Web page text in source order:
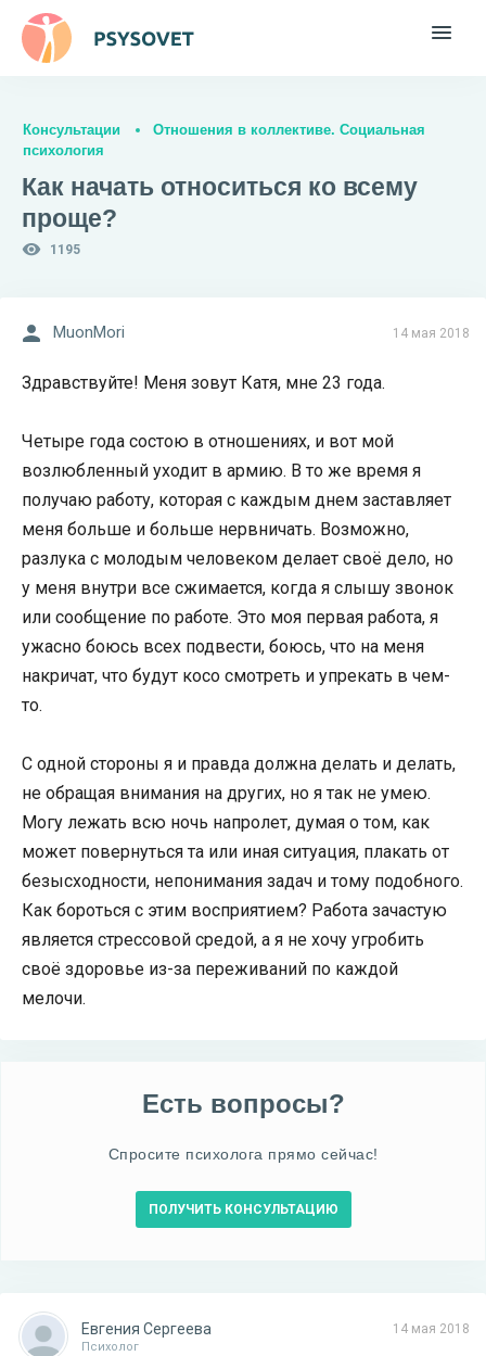
Консультации
Отношения в коллективе. Социальная
психология
Как начать относиться ко всему
проще?
1195
14 мая 2018
MuonMori
Здравствуйте! Меня зовут Катя, мне 23 года.
Четыре года состою в отношениях, и вот мой
возлюбленный уходит в армию. В то же время я
получаю работу, которая с каждым днем заставляет
меня больше и больше нервничать. Возможно,
разлука с молодым человеком делает своё дело, но
у меня внутри все сжимается, когда я слышу звонок
или сообщение по работе. Это моя первая работа, я
ужасно боюсь всех подвести, боюсь, что на меня
накричат, что будут косо смотреть и упрекать в чем-
то.
С одной стороны я и правда должна делать и делать,
не обращая внимания на других, но я так не умею.
Могу лежать всю ночь напролет, думая о том, как
может повернуться та или иная ситуация, плакать от
безысходности, непонимания задач и тому подобного.
Как бороться с этим восприятием? Работа зачастую
является стрессовой средой, а я не хочу угробить
своё здоровье из-за переживаний по каждой
мелочи.
Есть вопросы?
Спросите психолога прямо сейчас!
ПОЛУЧИТЬ КОНСУЛЬТАЦИЮ
14 мая 2018
Евгения Сергеева
Психолог